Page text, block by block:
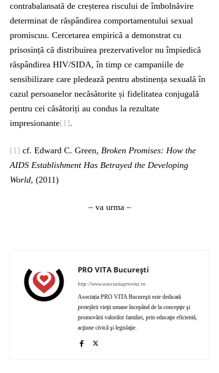
contrabalansată de creșterea riscului de îmbolnăvire
determinat de răspândirea comportamentului sexual
promiscuu. Cercetarea empirică a demonstrat cu
prisosință că distribuirea prezervativelor nu împiedică
răspândirea HIV/SIDA, în timp ce campaniile de
sensibilizare care pledează pentru abstinența sexuală în
cazul persoanelor necăsătorite și fidelitatea conjugală
pentru cei căsătoriți au condus la rezultate
impresionante[1].
[1] cf. Edward C. Green, Broken Promises: How the
AIDS Establishment Has Betrayed the Developing
World, (2011)
– va urma –
PRO VITA București
http://www.asociatiaprovita.ro
Asociația PRO VITA Bucureşti este dedicată
protejării vieţii umane începând de la concepţie şi
promovării valorilor familiei, prin educaţie eficientă,
acţiune civică şi legislaţie.